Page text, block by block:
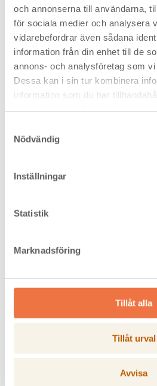
och annonserna till användarna,
för sociala medier och analysera
vidarebefordrar även sådana
information från din enhet till de
annons- och analysföretag som vi
Dessa kan i sin tur kombinera
information som du har
Nödvändig
Inställningar
Statistik
Marknadsföring
Tillåt alla
Tillåt urval
Avvisa
Läs mer